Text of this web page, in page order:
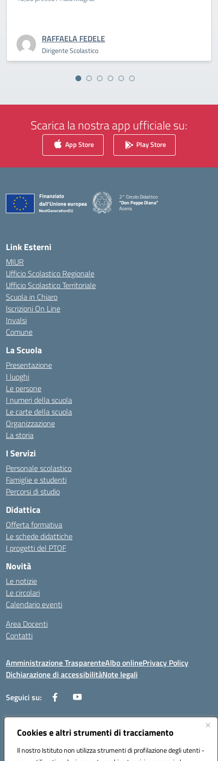
Cookies e altri strumenti di tracciamento
Il nostro Istituto non utilizza strumenti di profilazione degli utenti -
RAFFAELA FEDELE
Dirigente Scolastico
Scarica la nostra app ufficiale su:
App Store Play Store
2° Circolo Didattico
"Don Peppe Diana"
Acerra
Link Esterni
MIUR
Ufficio Scolastico Regionale
Ufficio Scolastico Territoriale
Scuola in Chiaro
Iscrizioni On Line
Invalsi
Comune
La Scuola
Presentazione
I luoghi
Le persone
I numeri della scuola
Le carte della scuola
Organizzazione
La storia
I Servizi
Personale scolastico
Famiglie e studenti
Percorsi di studio
Didattica
Offerta formativa
Le schede didattiche
I progetti del PTOF
Novità
Le notizie
Le circolari
Calendario eventi
Area Docenti
Contatti
Amministrazione TrasparenteAlbo onlinePrivacy Policy
Dichiarazione di accessibilitàNote legali
Seguici su:
Indirizzo:Via dei mille, 2 - 80011 Acerra (NA)
Posta elettronica certificata (PEC):naee10200g@pec.istruzione.it